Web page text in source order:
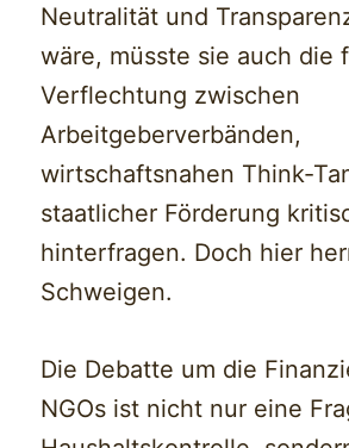
Neutralität und
wäre, müsste sie auch die
Verflechtung zwischen
Arbeitgeberverbänden,
wirtschaftsnahen Think-
staatlicher Förderung
hinterfragen. Doch hier
Schweigen.
Die Debatte um die
NGOs ist nicht nur eine